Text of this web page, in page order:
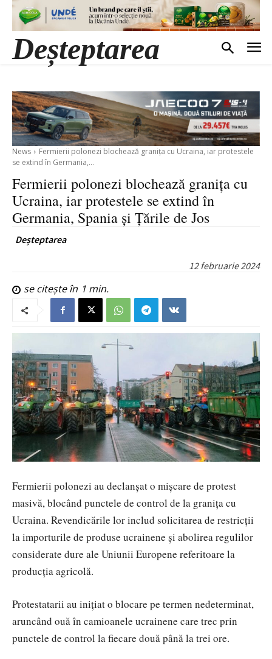
Deșteptarea
News
Fermierii polonezi blochează granița cu Ucraina, iar protestele
se extind în Germania,...
Fermierii polonezi blochează granița cu
Ucraina, iar protestele se extind în
Germania, Spania și Țările de Jos
Deșteptarea
12 februarie 2024
se citește în 1 min.
Fermierii polonezi au declanșat o mișcare de protest
masivă, blocând punctele de control de la granița cu
Ucraina. Revendicările lor includ solicitarea de restricții
la importurile de produse ucrainene și abolirea regulilor
considerate dure ale Uniunii Europene referitoare la
producția agricolă.
Protestatarii au inițiat o blocare pe termen nedeterminat,
aruncând ouă în camioanele ucrainene care trec prin
punctele de control la fiecare două până la trei ore.